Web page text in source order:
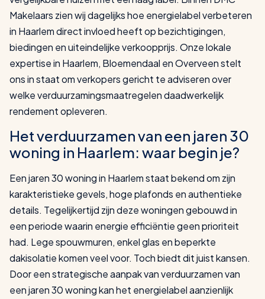
Makelaars zien wij dagelijks hoe energielabel verbeteren
in Haarlem direct invloed heeft op bezichtigingen,
biedingen en uiteindelijke verkoopprijs. Onze lokale
expertise in Haarlem, Bloemendaal en Overveen stelt
ons in staat om verkopers gericht te adviseren over
welke verduurzamingsmaatregelen daadwerkelijk
rendement opleveren.
Het verduurzamen van een jaren 30
woning in Haarlem: waar begin je?
Een jaren 30 woning in Haarlem staat bekend om zijn
karakteristieke gevels, hoge plafonds en authentieke
details. Tegelijkertijd zijn deze woningen gebouwd in
een periode waarin energie efficiëntie geen prioriteit
had. Lege spouwmuren, enkel glas en beperkte
dakisolatie komen veel voor. Toch biedt dit juist kansen.
Door een strategische aanpak van verduurzamen van
een jaren 30 woning kan het energielabel aanzienlijk